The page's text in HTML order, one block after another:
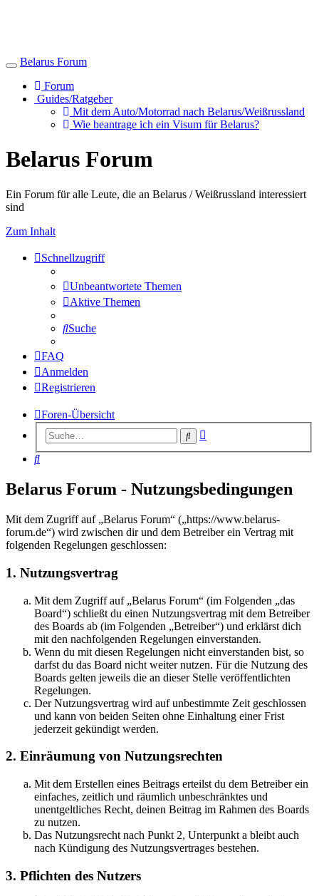
Toggle
navigation
Belarus Forum
Forum
Guides/Ratgeber
Mit dem Auto/Motorrad nach Belarus/Weißrussland
Wie beantrage ich ein Visum für Belarus?
Belarus Forum
Ein Forum für alle Leute, die an Belarus / Weißrussland interessiert
sind
Zum Inhalt
Schnellzugriff
Unbeantwortete Themen
Aktive Themen
Suche
FAQ
Anmelden
Registrieren
Foren-Übersicht
Suche
Suche
Belarus Forum - Nutzungsbedingungen
Mit dem Zugriff auf „Belarus Forum“ („https://www.belarus-
forum.de“) wird zwischen dir und dem Betreiber ein Vertrag mit
folgenden Regelungen geschlossen:
1. Nutzungsvertrag
Mit dem Zugriff auf „Belarus Forum“ (im Folgenden „das
Board“) schließt du einen Nutzungsvertrag mit dem Betreiber
des Boards ab (im Folgenden „Betreiber“) und erklärst dich
mit den nachfolgenden Regelungen einverstanden.
Wenn du mit diesen Regelungen nicht einverstanden bist, so
darfst du das Board nicht weiter nutzen. Für die Nutzung des
Boards gelten jeweils die an dieser Stelle veröffentlichten
Regelungen.
Der Nutzungsvertrag wird auf unbestimmte Zeit geschlossen
und kann von beiden Seiten ohne Einhaltung einer Frist
jederzeit gekündigt werden.
2. Einräumung von Nutzungsrechten
Mit dem Erstellen eines Beitrags erteilst du dem Betreiber ein
einfaches, zeitlich und räumlich unbeschränktes und
unentgeltliches Recht, deinen Beitrag im Rahmen des Boards
zu nutzen.
Das Nutzungsrecht nach Punkt 2, Unterpunkt a bleibt auch
nach Kündigung des Nutzungsvertrages bestehen.
3. Pflichten des Nutzers